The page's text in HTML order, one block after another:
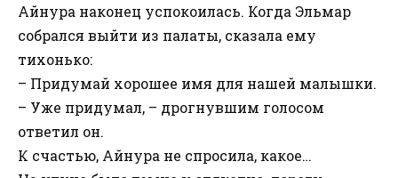
Айнура наконец успокоилась. Когда Эльмар
собрался выйти из палаты, сказала ему
тихонько:
– Придумай хорошее имя для нашей малышки.
– Уже придумал, – дрогнувшим голосом
ответил он.
К счастью, Айнура не спросила, какое…